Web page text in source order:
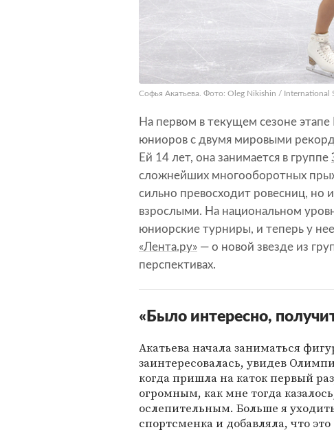
Софья Акатьева. Фото: Oleg Nikishin / International
На первом в текущем сезоне
юниоров с двумя мировыми
Ей 14 лет, она занимается в группе
сложнейших многооборотных
сильно превосходит ровесниц, но
взрослыми. На национальном
юниорские турниры, и теперь у
«Лента.ру» — о новой звезде из
перспективах.
«Было интересно,
Акатьева начала заниматься
заинтересовалась, увидев
когда пришла на каток первый
огромным, как мне тогда
ослепительным. Больше я
спортсменка и добавляла, что